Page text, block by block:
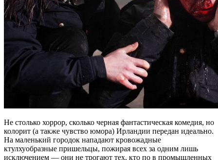
Не столько хоррор, сколько черная фантастическая комедия, но
колорит (а также чувство юмора) Ирландии передан идеально.
На маленький городок нападают кровожадные
ктулхуобразные пришельцы, пожирая всех за одним лишь
исключением — они не трогают тех, кто по в промышленных